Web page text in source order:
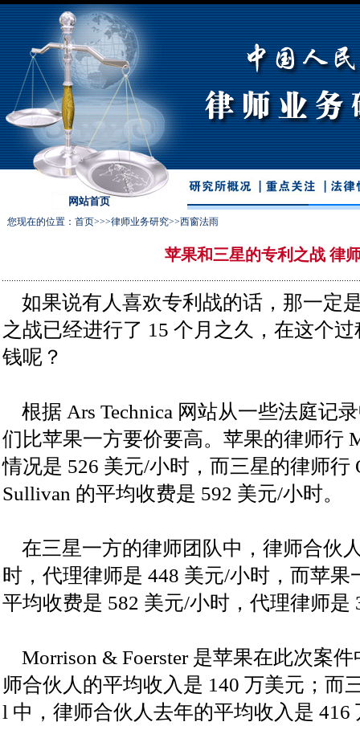
网站首页
您现在的位置： 首页>>>律师业务研究>>西窗法雨
苹果和三星的专利之战 律
如果说有人喜欢专利战的话，那一定
之战已经进行了 15 个月之久，在这个
钱呢？
根据 Ars Technica 网站从一些法庭记
们比苹果一方要价要高。苹果的律师行
情况是 526 美元/小时，而三星的律师行
Sullivan 的平均收费是 592 美元/小时。
在三星一方的律师团队中，律师合伙
时，代理律师是 448 美元/小时，而苹
平均收费是 582 美元/小时，代理律师是
Morrison & Foerster 是苹果在此次案
师合伙人的平均收入是 140 万美元；而
l 中，律师合伙人去年的平均收入是 416